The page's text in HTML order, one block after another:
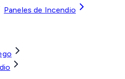
Paneles de Incendio